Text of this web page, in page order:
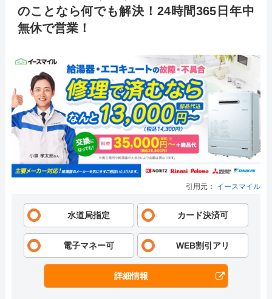
のことなら何でも解決！24時間365日年中
無休で営業！
引用元： イースマイル
水道局指定 カード決済可
電子マネー可 WEB割引アリ
詳細情報